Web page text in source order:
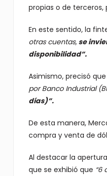
propias o de
En este sentido, la
otras cuentas,se
disponibilidad”.
Asimismo, precisó que
por Banco Industrial
días)”.
De esta manera,
compra y venta de
Al destacar la
que se exhibió que “6